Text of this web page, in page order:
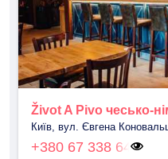
Život A Pivo чесько-
Київ, вул. Євгена
+380 67 338 64